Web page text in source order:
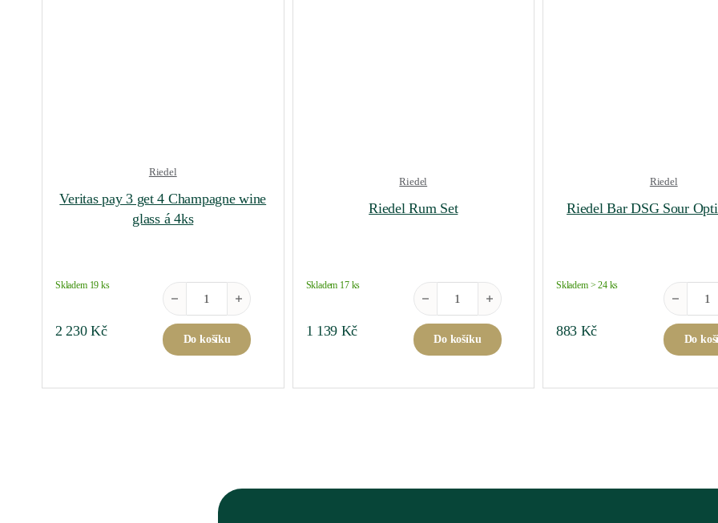
Riedel
Veritas pay 3 get 4 Champagne wine
glass á 4ks
Skladem 19 ks
2 230Kč
Veritas pay 3 get 4 Champagne wine glass á 4ks množství
Do košíku
Riedel
Riedel Rum Set
Skladem 17 ks
1 139 Kč
Riedel Rum Set množství
Do košíku
Riedel
Riedel Bar DSG Sour
Skladem > 24 ks
883 Kč
Riedel
Do